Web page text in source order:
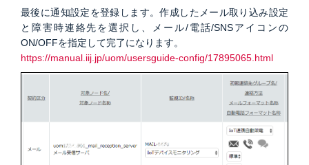
最後に通知設定を登録します。作成したメール取り込み設定
と障害時連絡先を選択し、メール/電話/SNSアイコンの
ON/OFFを指定して完了になります。
https://manual.iij.jp/uom/usersguide-config/17895065.html